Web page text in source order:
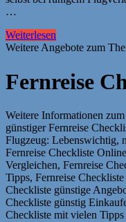
…
Weiterlesen
Weitere Angebote zum
Fernreise
Weitere Informationen
günstiger Fernreise
Flugzeug: Lebenswichtig,
Fernreise Checkliste
Vergleichen, Fernreise
Tipps, Fernreise
Checkliste günstige
Checkliste günstig
Checkliste mit vielen Tipps